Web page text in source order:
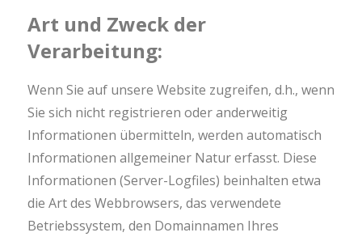
Art und Zweck der
Verarbeitung:
Wenn Sie auf unsere Website zugreifen, d.h., wenn
Sie sich nicht registrieren oder anderweitig
Informationen übermitteln, werden automatisch
Informationen allgemeiner Natur erfasst. Diese
Informationen (Server-Logfiles) beinhalten etwa
die Art des Webbrowsers, das verwendete
Betriebssystem, den Domainnamen Ihres